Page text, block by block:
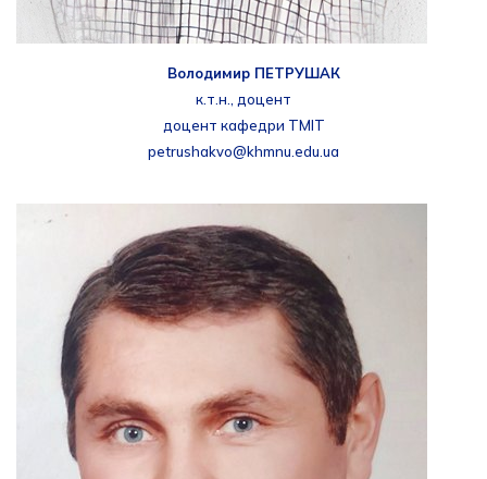
Володимир ПЕТРУШАК
к.т.н., доцент
доцент кафедри ТМІТ
petrushakvo@khmnu.edu.ua